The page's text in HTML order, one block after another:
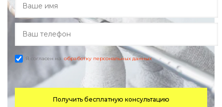
Я согласен на обработку персональных данных
Получить бесплатную консультацию